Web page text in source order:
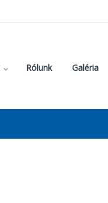
Rólunk Galéria